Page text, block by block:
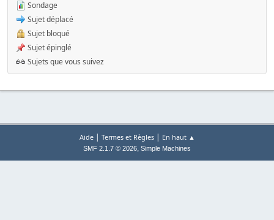
Sondage
Sujet déplacé
Sujet bloqué
Sujet épinglé
Sujets que vous suivez
Aide| Termes et Règles| En haut ▲
SMF 2.1.7 © 2026, Simple Machines